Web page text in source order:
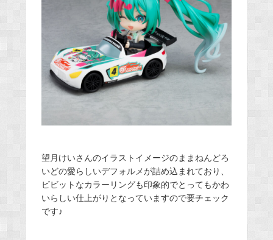
望月けいさんのイラストイメージのままねんどろ
いどの愛らしいデフォルメが詰め込まれており、
ビビットなカラーリングも印象的でとってもかわ
いらしい仕上がりとなっていますので要チェック
です♪